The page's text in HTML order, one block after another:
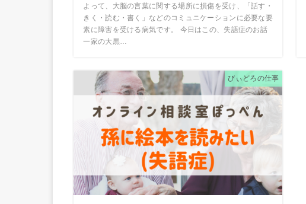
よって、大脳の言葉に関する場所に損傷を受け、「話す・
きく・読む・書く」などのコミュニケーションに必要な要
素に障害を受ける病気です。 今日はこの、失語症のお話
一家の大黒…
びぃどろの仕事